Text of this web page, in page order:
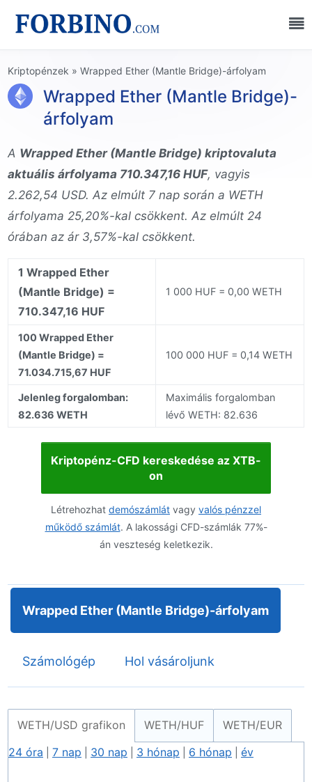
Kriptopénzek » Wrapped Ether (Mantle Bridge)-árfolyam
Wrapped Ether (Mantle Bridge)-
árfolyam
A Wrapped Ether (Mantle Bridge) kriptovaluta
aktuális árfolyama 710.347,16 HUF, vagyis
2.262,54 USD. Az elmúlt 7 nap során a WETH
árfolyama 25,20%-kal csökkent. Az elmúlt 24
órában az ár 3,57%-kal csökkent.
1 Wrapped Ether
(Mantle Bridge) =
710.347,16 HUF
1 000 HUF = 0,00 WETH
100 Wrapped Ether
(Mantle Bridge) =
71.034.715,67 HUF
100 000 HUF = 0,14 WETH
Jelenleg forgalomban:
82.636 WETH
Maximális forgalomban
lévő WETH: 82.636
Kriptopénz-CFD kereskedése az XTB-
on
Létrehozhat demószámlát vagy valós pénzzel
működő számlát. A lakossági CFD-számlák 77%-
án veszteség keletkezik.
Wrapped Ether (Mantle Bridge)-árfolyam
Számológép Hol vásároljunk
WETH/USD grafikon WETH/HUF
WETH/EUR
24 óra
7 nap 30 nap 3 hónap 6 hónap év